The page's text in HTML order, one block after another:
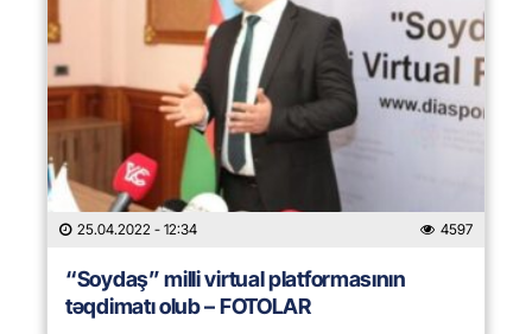
25.04.2022 - 12:34 4597
“Soydaş” milli virtual platformasının
təqdimatı olub – FOTOLAR